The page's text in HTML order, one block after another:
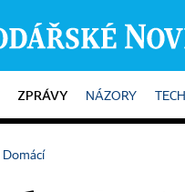
ZPRÁVY NÁZORY TECH
Domácí